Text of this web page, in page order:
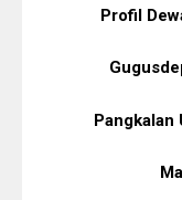
Profil
Pangkalan